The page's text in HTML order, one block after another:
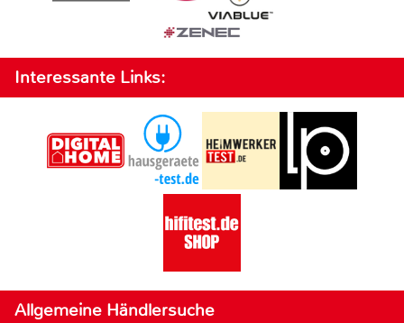
Interessante Links:
Allgemeine Händlersuche